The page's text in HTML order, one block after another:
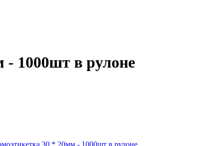
- 1000шт в рулоне